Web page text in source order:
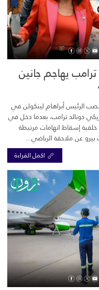
يهاجم جانين
الرئيس أبراهام لينكولن في
دونالد ترامب، بعدما دخل في
خلفية إسقاط اتهامات مرتبطة
عن ملاحقة الرياضي...
اكمل القراءة